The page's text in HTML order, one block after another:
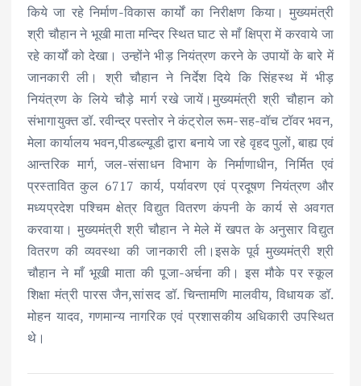
किये जा रहे निर्माण-विकास कार्यों का निरीक्षण किया। मुख्यमंत्री
श्री चौहान ने भूखी माता मन्दिर स्थित घाट से माँ क्षिप्रा में करवाये जा
रहे कार्यों को देखा। उन्होंने भीड़ नियंत्रण करने के उपायों के बारे में
जानकारी ली। श्री चौहान ने निर्देश दिये कि सिंहस्थ में भीड़
नियंत्रण के लिये चौड़े मार्ग रखे जायें।मुख्यमंत्री श्री चौहान को
संभागायुक्त डॉ. रवीन्द्र पस्तोर ने कंट्रोल रूम-सह-वॉच टॉवर भवन,
मेला कार्यालय भवन,पीडब्ल्यूडी द्वारा बनाये जा रहे वृहद पुलों, बाह्य एवं
आन्तरिक मार्ग, जल-संसाधन विभाग के निर्माणाधीन, निर्मित एवं
प्रस्तावित कुल 6717 कार्य, पर्यावरण एवं प्रदूषण नियंत्रण और
मध्यप्रदेश पश्चिम क्षेत्र विद्युत वितरण कंपनी के कार्य से अवगत
करवाया। मुख्यमंत्री श्री चौहान ने मेले में खपत के अनुसार विद्युत
वितरण की व्यवस्था की जानकारी ली।इसके पूर्व मुख्यमंत्री श्री
चौहान ने माँ भूखी माता की पूजा-अर्चना की। इस मौके पर स्कूल
शिक्षा मंत्री पारस जैन,सांसद डॉ. चिन्तामणि मालवीय, विधायक डॉ.
मोहन यादव, गणमान्य नागरिक एवं प्रशासकीय अधिकारी उपस्थित
थे।